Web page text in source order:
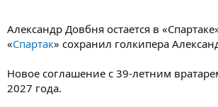
Александр Довбня остается в
«Спартак» сохранил голкипера
Новое соглашение с 39-летним
2027 года.